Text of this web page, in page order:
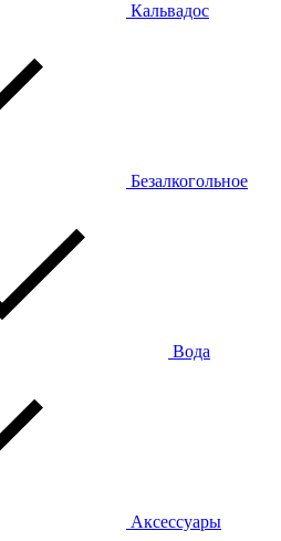
Кальвадос
Безалкогольное
Вода
Аксессуары